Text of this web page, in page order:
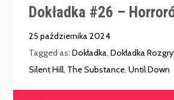
Dokładka #26 –
25 października 2024
Tagged as:Dokładka,Dokładka
Silent Hill, The Substance,Until Down